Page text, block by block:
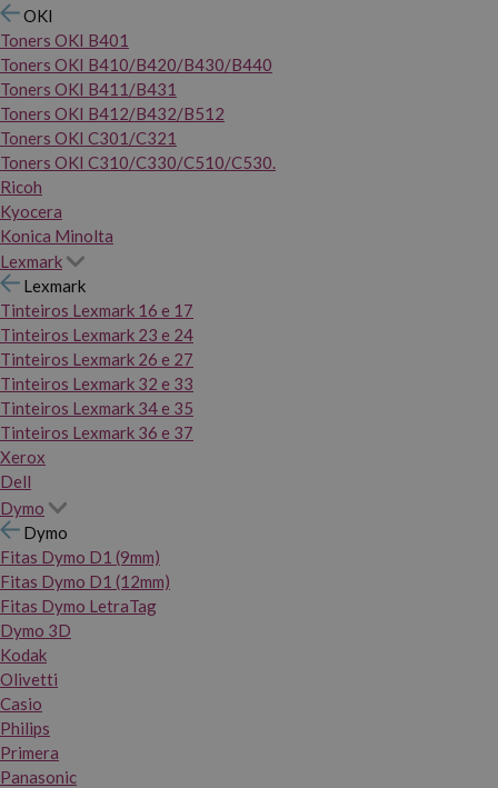
OKI
Toners OKI B401
Toners OKI B410/B420/B430/B440
Toners OKI B411/B431
Toners OKI B412/B432/B512
Toners OKI C301/C321
Toners OKI C310/C330/C510/C530.
Ricoh
Kyocera
Konica Minolta
Lexmark
Lexmark
Tinteiros Lexmark 16 e 17
Tinteiros Lexmark 23 e 24
Tinteiros Lexmark 26 e 27
Tinteiros Lexmark 32 e 33
Tinteiros Lexmark 34 e 35
Tinteiros Lexmark 36 e 37
Xerox
Dell
Dymo
Dymo
Fitas Dymo D1 (9mm)
Fitas Dymo D1 (12mm)
Fitas Dymo LetraTag
Dymo 3D
Kodak
Olivetti
Casio
Philips
Primera
Panasonic